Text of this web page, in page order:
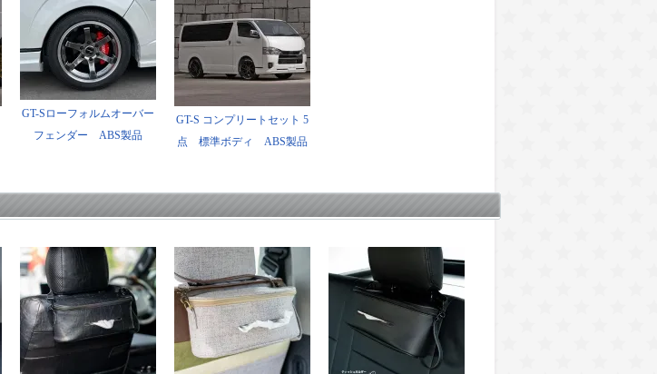
GT-Sローフォルムオーバー
フェンダー ABS製品
GT-S コンプリートセット 5
点 標準ボディ ABS製品